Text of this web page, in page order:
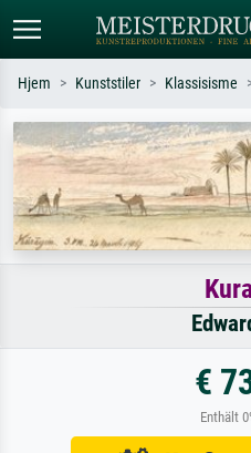
Standardsøk
Søk etter kunstner, tittel eller stil – for
eksempel Monet, Stjernenatt,
impresjonisme, Hokusai-bølgen, akt.
Hjem Kunststiler Klassisisme
€
Enthält